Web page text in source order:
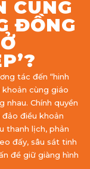
CÙNG
ĐỒNG
tác đến “hinh
cùng giáo
Chính quyền
điều khoản
thanh lịch, phản
đấy, sâu sát tinh
đề giữ giàng hình